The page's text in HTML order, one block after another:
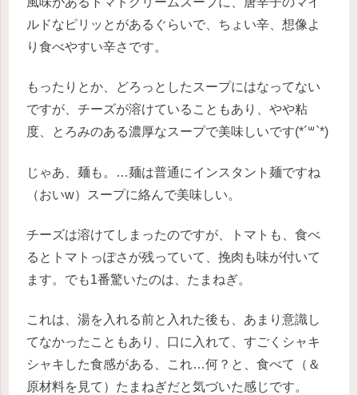
ルドなピリッとがあるぐらいで、ちょい辛、想像よ
り食べやすい辛さです。
もったりとか、どろっとしたスープにはなってない
ですが、チーズが溶けていることもあり、やや粘
度、とろみのある濃厚なスープで美味しいです(*´꒳`*)
じゃあ、麺も。…麺は普通にインスタント麺ですね
（おいw）スープに絡んで美味しい。
チーズは溶けてしまったのですが、トマトも、食べ
るとトマトっぽさが残っていて、挽肉も味が付いて
ます。でも1番驚いたのは、たまねぎ。
これは、湯を入れる前と入れた後も、あまり意識し
てなかったこともあり、口に入れて、すごくシャキ
シャキした食感がある、これ…何？と、食べて（＆
原材料を見て）たまねぎだと気づいた感じです。